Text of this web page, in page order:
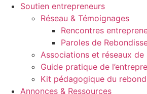
Soutien entrepreneurs
Réseau & Témoignages
Rencontres
Paroles de
Associations et réseaux de
Guide pratique de
Kit pédagogique du rebond
Annonces & Ressources